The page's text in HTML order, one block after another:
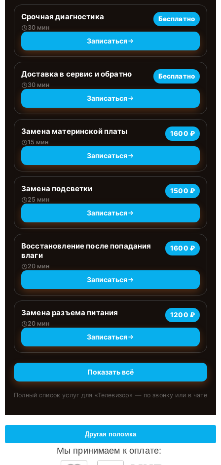
Срочная диагностика
30 мин
Бесплатно
Записаться
Доставка в сервис и обратно
30 мин
Бесплатно
Записаться
Замена материнской платы
15 мин
1600 ₽
Записаться
Замена подсветки
25 мин
1500 ₽
Записаться
Восстановление после попадания
влаги
20 мин
1600 ₽
Записаться
Замена разъема питания
20 мин
1200 ₽
Записаться
Показать всё
Полный список услуг для «Телевизор» — по звонку или в чате
Мы принимаем к оплате:
Другая поломка